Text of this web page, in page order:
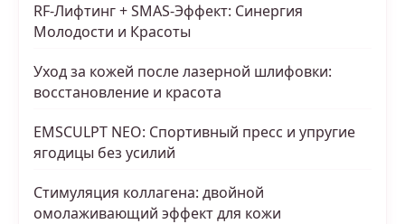
RF-Лифтинг + SMAS-Эффект: Синергия
Молодости и Красоты
Уход за кожей после лазерной шлифовки:
восстановление и красота
EMSCULPT NEO: Спортивный пресс и упругие
ягодицы без усилий
Стимуляция коллагена: двойной
омолаживающий эффект для кожи